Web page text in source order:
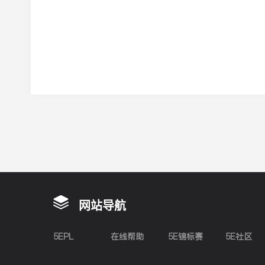
网站导航
5EPL 在线帮助 5E锦标赛 5E社区